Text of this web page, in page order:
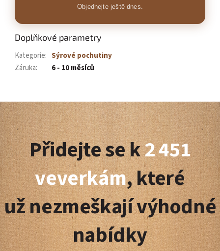
Objednejte ještě dnes.
Doplňkové parametry
Kategorie: Sýrové pochutiny
Záruka: 6 - 10 měsíců
Z
á
p
a
t
í
Přidejte se k2 451
veverkám, které
už nezmeškají výhodné
nabídky